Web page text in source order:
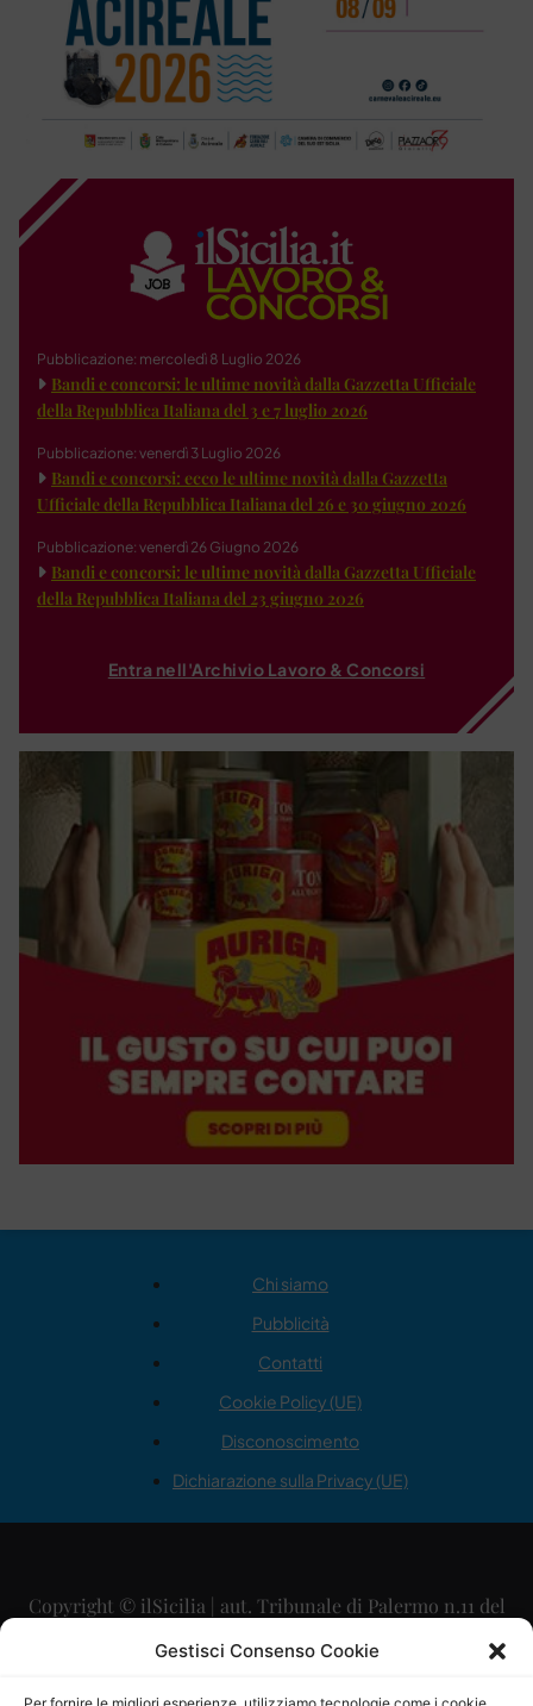
Gestisci Consenso Cookie
Pubblicazione: mercoledì 8 Luglio 2026
Bandi e concorsi: le ultime novità dalla Gazzetta Ufficiale
della Repubblica Italiana del 3 e 7 luglio 2026
Pubblicazione: venerdì 3 Luglio 2026
Bandi e concorsi: ecco le ultime novità dalla Gazzetta
Ufficiale della Repubblica Italiana del 26 e 30 giugno 2026
Pubblicazione: venerdì 26 Giugno 2026
Bandi e concorsi: le ultime novità dalla Gazzetta Ufficiale
della Repubblica Italiana del 23 giugno 2026
Entra nell'Archivio Lavoro & Concorsi
Chi siamo
Pubblicità
Contatti
Cookie Policy (UE)
Disconoscimento
Dichiarazione sulla Privacy (UE)
Copyright © ilSicilia | aut. Tribunale di Palermo n.11 del
29/09/2015